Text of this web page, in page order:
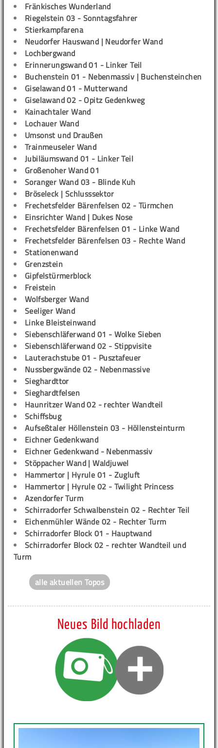
Fränkisches Wunderland
Riegelstein 03 - Sonntagsfahrer
Stierkampfarena
Neudorfer Hauswand | Neudorfer Wand
Lochbergwand
Erinnerungswand 01 - Linker Teil
Buchenstein 01 - Nebenmassiv | Buchensteinchen
Giselawand 01 - Mutterwand
Giselawand 02 - Opitz Gedenkweg
Kainachtaler Wand
Lochauer Wand
Umsonst und Draußen
Trainmeuseler Wand
Jubiläumswand 01 - Linker Teil
Großenoher Wand 01
Soranger Wand 03 - Blinde Kuh
Bröseleck | Schlusssektor
Frechetsfelder Bärenfelsen 02 - Türmchen
Einsrichter Wand | Dukes Nose
Frechetsfelder Bärenfelsen 01 - Linke Wand
Frechetsfelder Bärenfelsen 03 - Rechte Wand
Stationenwand
Grenzstein
Gipfelstürmerblock
Freistein
Wolfsberger Wand
Seeliger Wand
Linke Bleisteinwand
Siebenschläferwand 01 - Wolke Sieben
Siebenschläferwand 02 - Stippvisite
Lauterachstube 01 - Pusztafeuer
Nussbergwände 02 - Nebenmassive
Sieghardttor
Sieghardtfelsen
Haunritzer Wand 02 - rechter Wandteil
Schiffsbug
Aufseßtaler Höllenstein 03 - Höllensteinturm
Eichner Gedenkwand
Eichner Gedenkwand - Nebenmassiv
Stöppacher Wand | Waldjuwel
Hammertor | Hyrule 01 - Zugluft
Hammertor | Hyrule 02 - Twilight Princess
Azendorfer Turm
Schirradorfer Schwalbenstein 02 - Rechter Teil
Eichenmühler Wände 02 - Rechter Turm
Schirradorfer Block 01 - Hauptwand
Schirradorfer Block 02 - rechter Wandteil und
Turm
alle aktuellen Topos
Neues Bild hochladen